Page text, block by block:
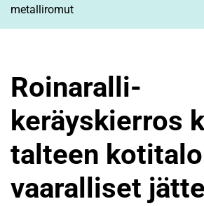
metalliromut
Roinaralli-
keräyskierros
talteen
vaaralliset